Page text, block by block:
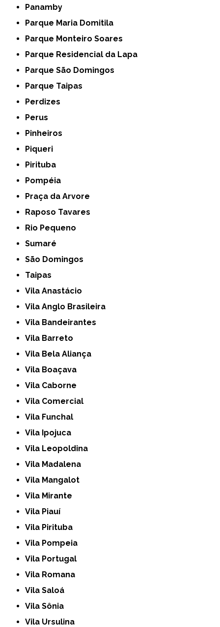
Panamby
Parque Maria Domitila
Parque Monteiro Soares
Parque Residencial da Lapa
Parque São Domingos
Parque Taipas
Perdizes
Perus
Pinheiros
Piqueri
Pirituba
Pompéia
Praça da Arvore
Raposo Tavares
Rio Pequeno
Sumaré
São Domingos
Taipas
Vila Anastácio
Vila Anglo Brasileira
Vila Bandeirantes
Vila Barreto
Vila Bela Aliança
Vila Boaçava
Vila Caborne
Vila Comercial
Vila Funchal
Vila Ipojuca
Vila Leopoldina
Vila Madalena
Vila Mangalot
Vila Mirante
Vila Piauí
Vila Pirituba
Vila Pompeia
Vila Portugal
Vila Romana
Vila Saloá
Vila Sônia
Vila Ursulina